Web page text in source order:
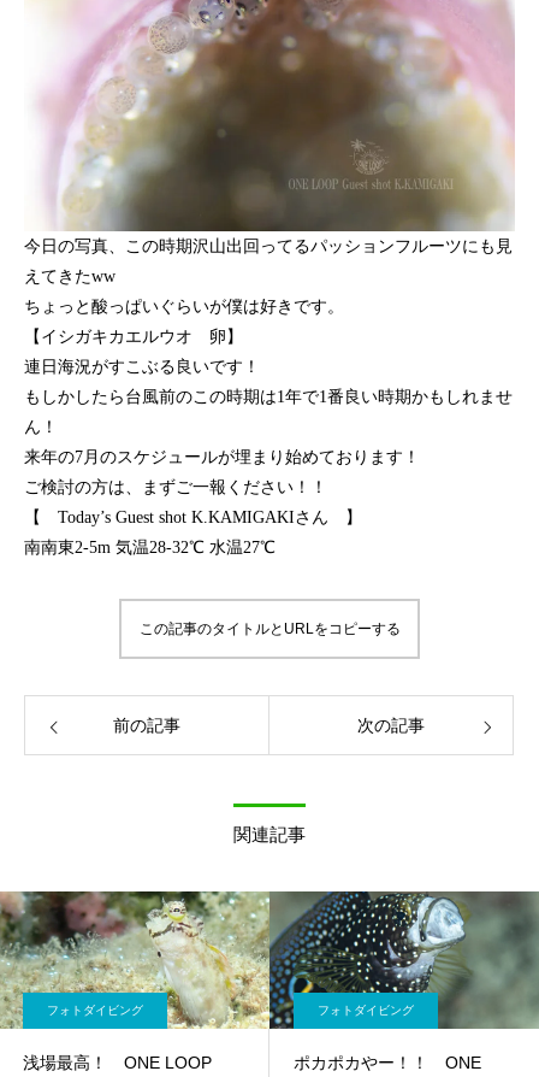
今日の写真、この時期沢山出回ってるパッションフルーツにも見
えてきたww
ちょっと酸っぱいぐらいが僕は好きです。
【イシガキカエルウオ 卵】
連日海況がすこぶる良いです！
もしかしたら台風前のこの時期は1年で1番良い時期かもしれませ
ん！
来年の7月のスケジュールが埋まり始めております！
ご検討の方は、まずご一報ください！！
【 Today’s Guest shot K.KAMIGAKIさん 】
南南東2-5m 気温28-32℃ 水温27℃
この記事のタイトルとURLをコピーする
前の記事 次の記事
関連記事
フォトダイビング
浅場最高！ ONE LOOP
フォトダイビング
ポカポカやー！！ ONE